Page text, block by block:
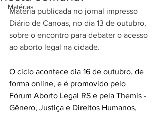
Matérias
Matéria publicada no jornal impresso
Diário de Canoas, no dia 13 de outubro,
sobre o encontro para debater o acesso
ao aborto legal na cidade.
O ciclo acontece dia 16 de outubro, de
forma online, e é promovido pelo
Fórum Aborto Legal RS e pela Themis -
Gênero, Justiça e Direitos Humanos,